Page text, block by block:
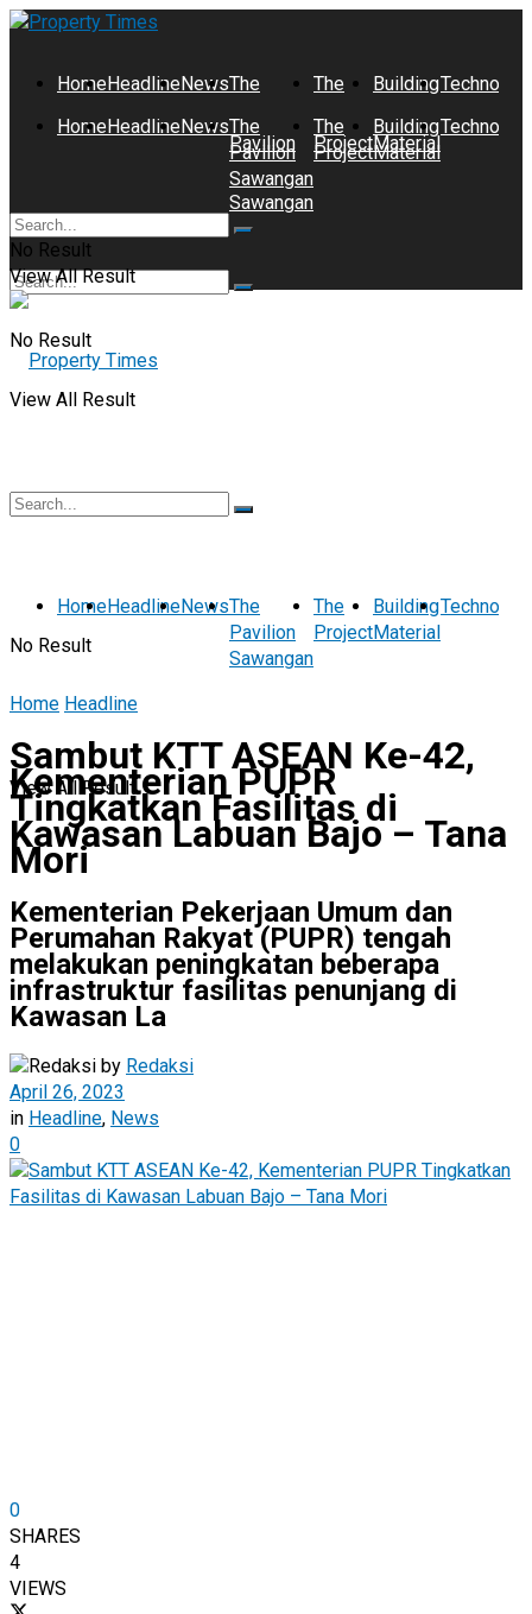
HomeHeadlineNewsThe
Pavilion
Sawangan
The
Project
Building
Material
No Result
View All Result
HomeHeadlineNewsThe
Pavilion
Sawangan
The
Project
Building
Material
No Result
View All Result
No Result
View All Result
HomeHeadlineNewsThe
Pavilion
Sawangan
The
Project
Building
Material
Home Headline
Sambut KTT ASEAN Ke-42,
Kementerian PUPR
Tingkatkan Fasilitas di
Kawasan Labuan Bajo – Tana
Mori
Kementerian Pekerjaan Umum dan
Perumahan Rakyat (PUPR) tengah
melakukan peningkatan beberapa
infrastruktur fasilitas penunjang di
Kawasan La
by Redaksi
April 26, 2023
in Headline, News
0
0
SHARES
4
VIEWS